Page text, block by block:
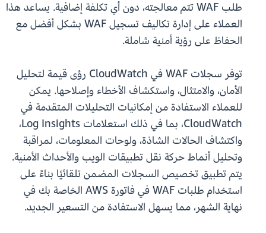
طلب WAF تتم معالجته، دون أي تكلفة إضافية. يساعد هذا
العملاء على إدارة تكاليف تسجيل WAF بشكل أفضل مع
الحفاظ على رؤية أمنية شاملة.
توفر سجلات WAF في CloudWatch رؤى قيمة لتحليل
الأمان، والامتثال، واستكشاف الأخطاء وإصلاحها. يمكن
للعملاء الاستفادة من إمكانيات التحليلات المتقدمة في
CloudWatch، بما في ذلك استعلامات Log Insights،
واكتشاف الحالات الشاذة، ولوحات المعلومات، لمراقبة
وتحليل أنماط حركة نقل تطبيقات الويب والأحداث الأمنية.
يتم تطبيق تخصيص السجلات المضمن تلقائيًا بناءً على
استخدام طلبات WAF في فاتورة AWS الخاصة بك في
نهاية الشهر، مما يسهل الاستفادة من التسعير الجديد.